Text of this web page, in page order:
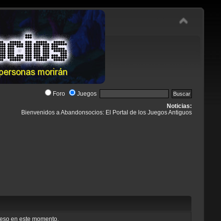
Foro Juegos
Noticias:
Bienvenidos a Abandonsocios: El Portal de los Juegos Antiguos
en este momento.